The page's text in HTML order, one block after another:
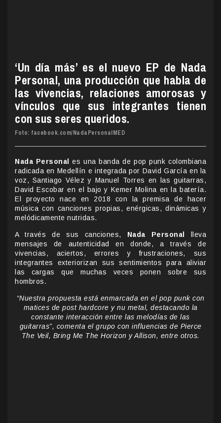
‘Un día más’ es el nuevo EP de Nada
Personal, una producción que habla de
las vivencias, relaciones amorosas y
vínculos que sus integrantes tienen
con sus seres queridos.
Foto: facebook.com/NadaPersonalMED
Nada Personal
es una banda de pop punk colombiana
radicada en Medellín e integrada por David García en la
voz, Santiago Vélez y Manuel Torres en las guitarras,
David Escobar en el bajo y Kemer Molina en la batería.
El proyecto nace en 2018 con la premisa de hacer
música con canciones propias, enérgicas, dinámicas y
melódicamente nutridas.
A través de sus canciones, Nada Personal
lleva
mensajes de autenticidad en donde, a través de
vivencias, aciertos, errores y frustraciones, sus
integrantes exteriorizan sus sentimientos para aliviar
las cargas que muchas veces ponen sobre sus
hombros.
“Nuestra propuesta está enmarcada en el pop punk con
matices de post hardcore y nu metal, destacando la
constante interacción entre las melodías de las
guitarras”, comenta el grupo con influencias de Pierce
The Veil, Bring Me The Horizon y Allison, entre otros.